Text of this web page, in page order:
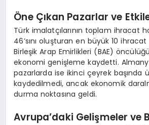
Öne Çıkan Pazarlar ve
Türk imalatçılarının toplam ihracat
46’sını oluşturan en büyük 10
Birleşik Arap Emirlikleri (BAE)
ekonomi genişleme kaydetti.
pazarlarda ise ikinci çeyrek başında
kaydedilmedi, ancak ekonomik
durma noktasına geldi.
Avrupa’daki Gelişmeler ve